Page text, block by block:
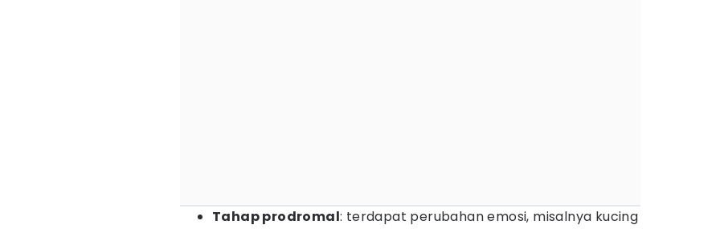
Tahap prodromal: terdapat perubahan emosi, misalnya kucing